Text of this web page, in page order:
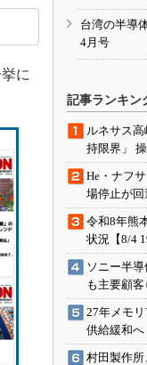
に
台湾の半導
4月号
記事ランキン
ルネサス
持限界」
He・ナフ
場停止が
令和8年熊
状況【8/4
ソニー半
も主要顧
27年メモ
供給緩和へ
村田製作